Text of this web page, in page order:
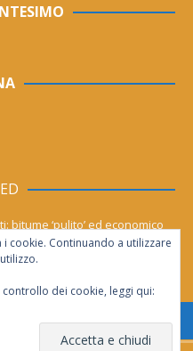
‘pulito’ ed economico
nel 2026
cookie. Continuando a utilizzare
dei cookie, leggi qui: